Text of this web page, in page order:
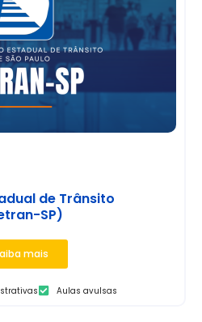
de Trânsito
SP)
mais
Aulas avulsas